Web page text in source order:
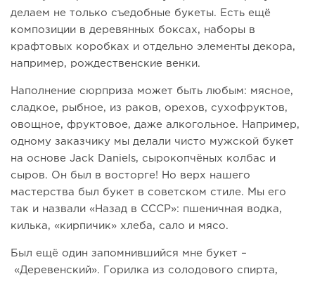
делаем не только съедобные букеты. Есть ещё
композиции в деревянных боксах, наборы в
крафтовых коробках и отдельно элементы декора,
например, рождественские венки.
Наполнение сюрприза может быть любым: мясное,
сладкое, рыбное, из раков, орехов, сухофруктов,
овощное, фруктовое, даже алкогольное. Например,
одному заказчику мы делали чисто мужской букет
на основе Jack Daniels, сырокопчёных колбас и
сыров. Он был в восторге! Но верх нашего
мастерства был букет в советском стиле. Мы его
так и назвали «Назад в СССР»: пшеничная водка,
килька, «кирпичик» хлеба, сало и мясо.
Был ещё один запомнившийся мне букет –
«Деревенский». Горилка из солодового спирта,